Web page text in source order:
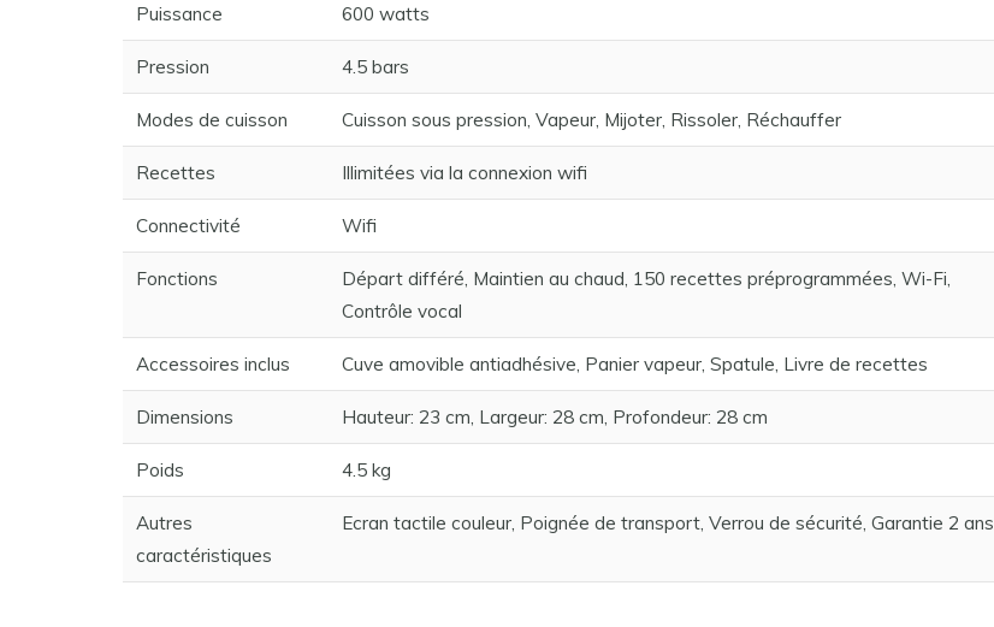
Puissance 600 watts
Pression 4.5 bars
Modes de cuisson Cuisson sous pression, Vapeur, Mijoter, Rissoler, Réchauffer
Recettes Illimitées via la connexion wifi
Connectivité Wifi
Fonctions
Départ différé, Maintien au chaud, 150 recettes préprogrammées, Wi-Fi,
Contrôle vocal
Accessoires inclus Cuve amovible antiadhésive, Panier vapeur, Spatule, Livre de recettes
Dimensions Hauteur: 23 cm, Largeur: 28 cm, Profondeur: 28 cm
Poids 4.5 kg
Autres
caractéristiques
Ecran tactile couleur, Poignée de transport, Verrou de sécurité, Garantie 2 ans